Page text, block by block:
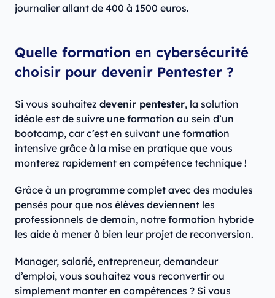
journalier allant de 400 à 1500 euros.
Quelle formation en cybersécurité
choisir pour devenir Pentester ?
Si vous souhaitez devenir pentester, la solution
idéale est de suivre une formation au sein d’un
bootcamp, car c’est en suivant une formation
intensive grâce à la mise en pratique que vous
monterez rapidement en compétence technique !
Grâce à un programme complet avec des modules
pensés pour que nos élèves deviennent les
professionnels de demain, notre formation hybride
les aide à mener à bien leur projet de reconversion.
Manager, salarié, entrepreneur, demandeur
d’emploi, vous souhaitez vous reconvertir ou
simplement monter en compétences ? Si vous